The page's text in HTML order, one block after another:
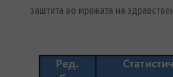
заштита во мрежата на